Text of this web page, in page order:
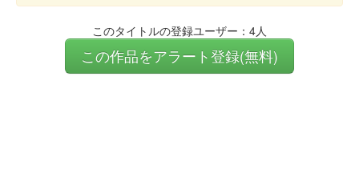
このタイトルの登録ユーザー：4人
この作品をアラート登録(無料)